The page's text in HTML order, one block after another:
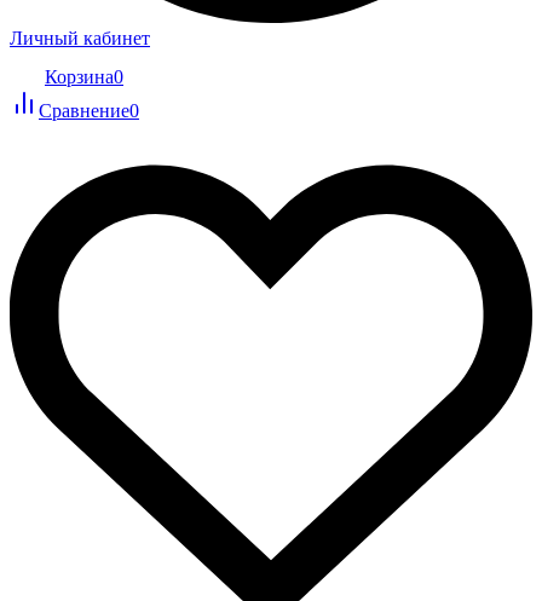
Личный кабинет
Корзина0
Сравнение0